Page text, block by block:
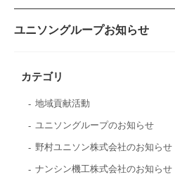
ユニソングループお知らせ
カテゴリ
地域貢献活動
ユニソングループのお知らせ
野村ユニソン株式会社のお知らせ
ナンシン機工株式会社のお知らせ